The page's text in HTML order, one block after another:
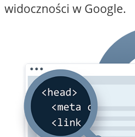
widoczności w Google.